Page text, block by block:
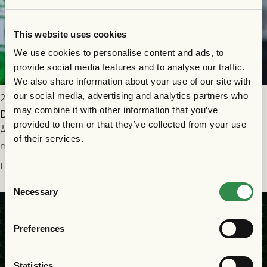
This website uses cookies
We use cookies to personalise content and ads, to
provide social media features and to analyse our traffic.
We also share information about your use of our site with
our social media, advertising and analytics partners who
may combine it with other information that you’ve
provided to them or that they’ve collected from your use
of their services.
Selection
Necessary
Preferences
2026-07-26 21:00
Delad poäng mot Halmstads BK
Åter i Allsvenskan stod Halmstads BK för motståndet i en
match som vägde tungt till fördel för GAIS, men där poängen
delades efter dramatik på tilläggstid.
Läs mer